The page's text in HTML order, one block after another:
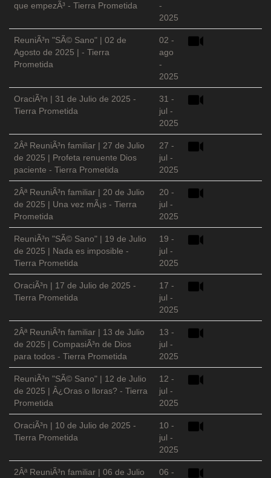
que empezÃ³ - Tierra Prometida
-
2025
ReuniÃ³n "SÃ© Sano" | 02 de
Agosto de 2025 | - Tierra
Prometida
02 -
ago
-
2025
OraciÃ³n | 31 de Julio de 2025 -
Tierra Prometida
31 -
jul -
2025
2Âª ReuniÃ³n familiar | 27 de Julio
de 2025 | Profeta renuente Dios
paciente - Tierra Prometida
27 -
jul -
2025
2Âª ReuniÃ³n familiar | 20 de Julio
de 2025 | Una vez mÃ¡s - Tierra
Prometida
20 -
jul -
2025
ReuniÃ³n "SÃ© Sano" | 19 de Julio
de 2025 | Nada es imposible -
Tierra Prometida
19 -
jul -
2025
OraciÃ³n | 17 de Julio de 2025 -
Tierra Prometida
17 -
jul -
2025
2Âª ReuniÃ³n familiar | 13 de Julio
de 2025 | CompasiÃ³n de Dios
para todos - Tierra Prometida
13 -
jul -
2025
ReuniÃ³n "SÃ© Sano" | 12 de Julio
de 2025 | Â¿Oras o lloras? - Tierra
Prometida
12 -
jul -
2025
OraciÃ³n | 10 de Julio de 2025 -
Tierra Prometida
10 -
jul -
2025
2Âª ReuniÃ³n familiar | 06 de Julio
06 -